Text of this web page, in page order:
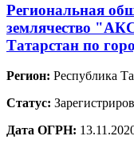
Региональная
землячество
Татарстан по
Регион: Республика
Статус:
Дата ОГРН: